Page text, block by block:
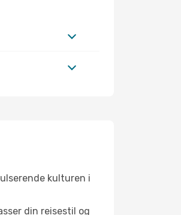
kulturen i
din reisestil og